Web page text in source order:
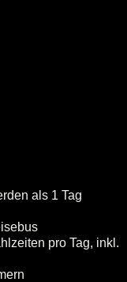
als 1 Tag
pro Tag, inkl.